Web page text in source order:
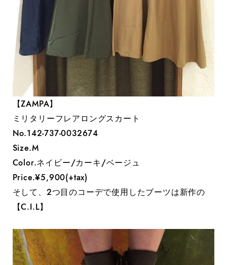
【ZAMPA】
ミリタリーフレアロングスカート
No.142-737-0032674
Size.M
Color.ネイビー/カーキ/ベージュ
Price.¥5,900(+tax)
そして、2つ目のコーデで使用したブーツは新作の
【C.I.L】